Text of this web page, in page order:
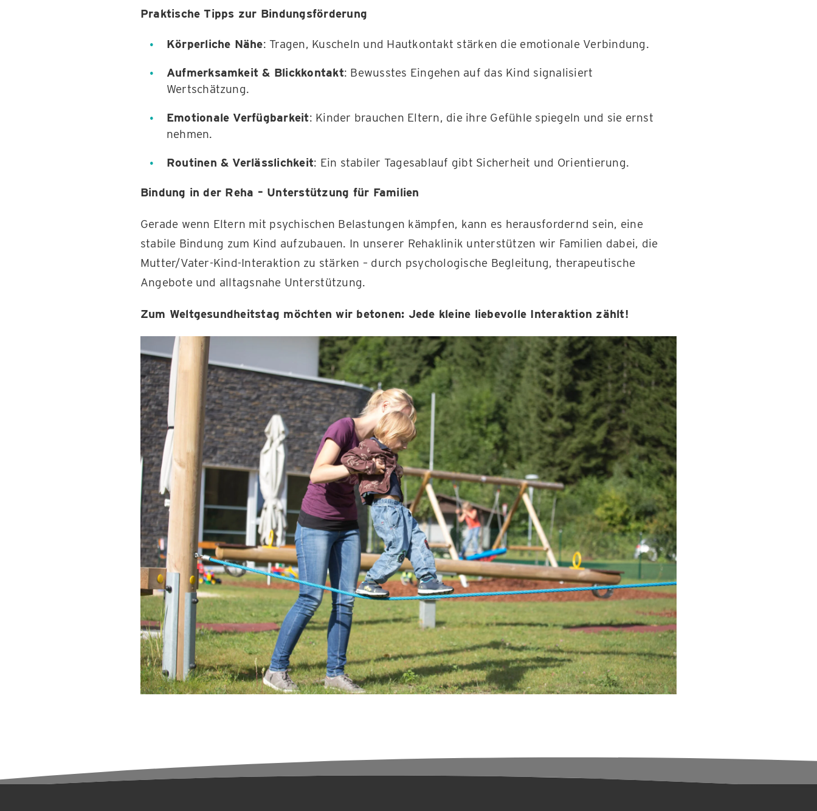
Praktische Tipps zur Bindungsförderung
Körperliche Nähe: Tragen, Kuscheln und Hautkontakt stärken die emotionale Verbindung.
Aufmerksamkeit & Blickkontakt: Bewusstes Eingehen auf das Kind signalisiert
Wertschätzung.
Emotionale Verfügbarkeit: Kinder brauchen Eltern, die ihre Gefühle spiegeln und sie ernst
nehmen.
Routinen & Verlässlichkeit: Ein stabiler Tagesablauf gibt Sicherheit und Orientierung.
Bindung in der Reha – Unterstützung für Familien
Gerade wenn Eltern mit psychischen Belastungen kämpfen, kann es herausfordernd sein, eine
stabile Bindung zum Kind aufzubauen. In unserer Rehaklinik unterstützen wir Familien dabei, die
Mutter/Vater-Kind-Interaktion zu stärken – durch psychologische Begleitung, therapeutische
Angebote und alltagsnahe Unterstützung.
Zum Weltgesundheitstag möchten wir betonen: Jede kleine liebevolle Interaktion zählt!